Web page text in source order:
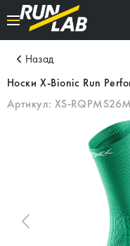
Назад
Носки X-Bionic Run
Артикул: XS-